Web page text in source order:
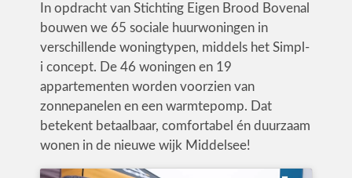
Wonen
Utiliteit
Industrie
In opdracht van Stichting Eigen Brood Bovenal
bouwen we 65 sociale huurwoningen in
verschillende woningtypen, middels het Simpl-
i concept. De 46 woningen en 19
appartementen worden voorzien van
zonnepanelen en een warmtepomp. Dat
betekent betaalbaar, comfortabel én duurzaam
wonen in de nieuwe wijk Middelsee!